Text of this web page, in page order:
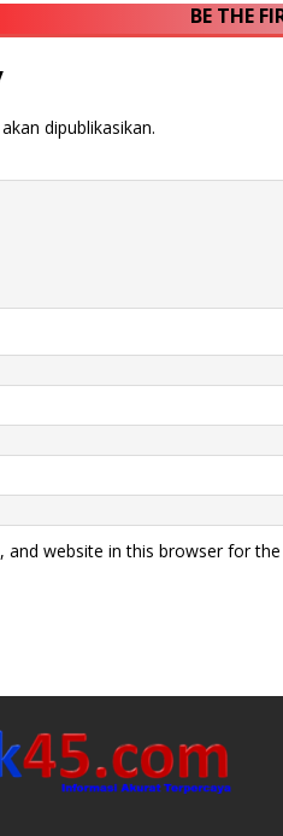
BE THE
dipublikasikan.
and website in this browser for